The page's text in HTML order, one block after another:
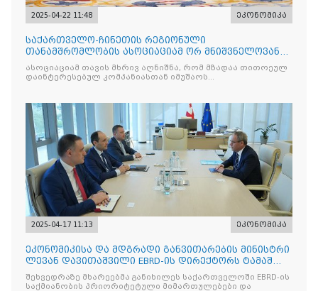
2025-04-22 11:48 ეკონომიკა
საქართველო-ჩინეთის რეგიონული
თანამშრომლობის ასოციაციამ ორ მნიშვნელოვან
მემორანდუმს მოაწერა ხელი
ასოციაციამ თავის მხრივ აღნიშნა, რომ მზადაა თითოეულ
დაინტერესებულ კომპანიასთან იმუშაოს
2025-04-17 11:13 ეკონომიკა
ეკონომიკისა და მდგრადი განვითარების მინისტრი
ლევან დავითაშვილი EBRD-ის დირექტორს ტამაშ
ვოჟნიტს შეხვდ
შეხვედრაზე მხარეებმა განიხილეს საქართველოში EBRD-ის
საქმიანობის პრიორიტეტული მიმართულებები და